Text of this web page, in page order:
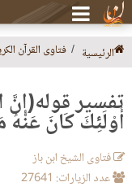
الرئيسية فتاوى القرآن
تفسير قوله(إِنَّ
أُوْلَئِكَ كَانَ عَنْهُ
فتاوى الشيخ ابن باز
عدد الزيارات: 27641